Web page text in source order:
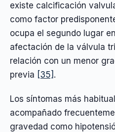
existe calcificación
como factor
ocupa el segundo lugar
afectación de la válvula
relación con un menor
previa [35] .
Los síntomas más
acompañado
gravedad como